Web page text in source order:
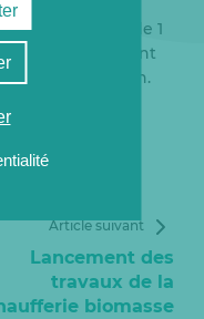
de l’ordre de 1
France apportent
260 k€ chacun.
Article suivant
Lancement des
travaux de la
biomasse